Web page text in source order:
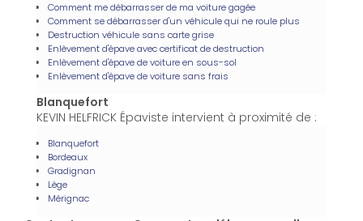
Comment me débarrasser de ma voiture gagée
Comment se débarrasser d'un véhicule qui ne roule plus
Destruction véhicule sans carte grise
Enlèvement d'épave avec certificat de destruction
Enlèvement d'épave de voiture en sous-sol
Enlèvement d'épave de voiture sans frais
Blanquefort
KEVIN HELFRICK Épaviste intervient à proximité de :
Blanquefort
Bordeaux
Gradignan
Lège
Mérignac